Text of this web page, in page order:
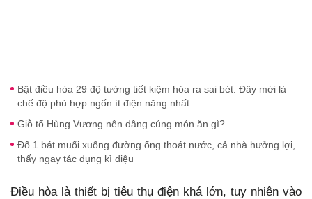
Bật điều hòa 29 độ tưởng tiết kiệm hóa ra sai bét: Đây mới là
chế độ phù hợp ngốn ít điện năng nhất
Giỗ tổ Hùng Vương nên dâng cúng món ăn gì?
Đổ 1 bát muối xuống đường ống thoát nước, cả nhà hưởng lợi,
thấy ngay tác dụng kì diệu
Điều hòa là thiết bị tiêu thụ điện khá lớn, tuy nhiên vào